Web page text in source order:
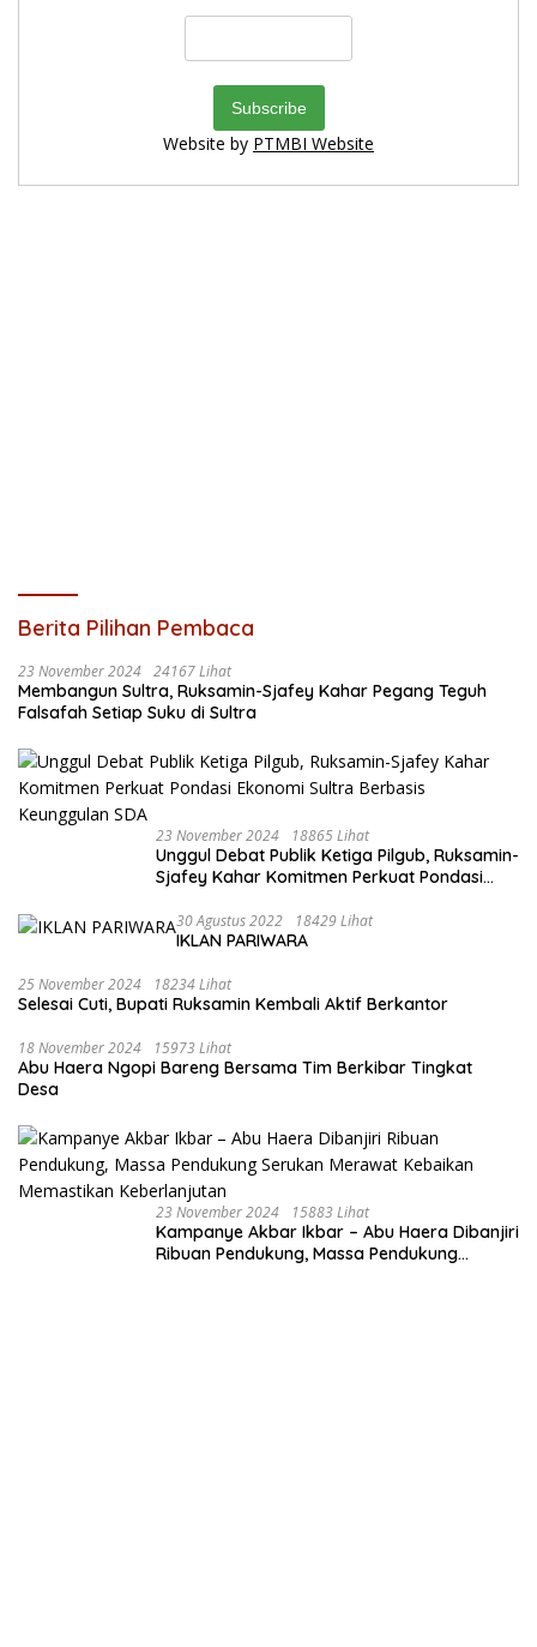
Website by PTMBI Website
Berita Pilihan Pembaca
23 November 2024 24167 Lihat
Membangun Sultra, Ruksamin-Sjafey Kahar Pegang Teguh
Falsafah Setiap Suku di Sultra
23 November 2024 18865 Lihat
Unggul Debat Publik Ketiga Pilgub, Ruksamin-
Sjafey Kahar Komitmen Perkuat Pondasi
30 Agustus 2022 18429 Lihat
IKLAN PARIWARA
25 November 2024 18234 Lihat
Selesai Cuti, Bupati Ruksamin Kembali Aktif Berkantor
18 November 2024 15973 Lihat
Abu Haera Ngopi Bareng Bersama Tim Berkibar Tingkat
Desa
23 November 2024 15883 Lihat
Kampanye Akbar Ikbar – Abu Haera Dibanjiri
Ribuan Pendukung, Massa Pendukung